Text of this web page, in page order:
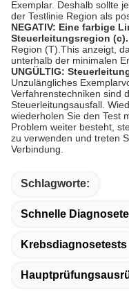
Exemplar. Deshalb sollte
der Testlinie Region als
NEGATIV: Eine farbige
Steuerleitungsregion (c).
Region (T).This anzeigt,
unterhalb der minimalen
UNGÜLTIG:
Unzulängliches
Verfahrenstechniken sind
Steuerleitungsausfall.
wiederholen Sie den Test
Problem weiter besteht,
zu verwenden und treten
Verbindung.
Schlagworte:
Schnelle
Krebsdiagnosetests